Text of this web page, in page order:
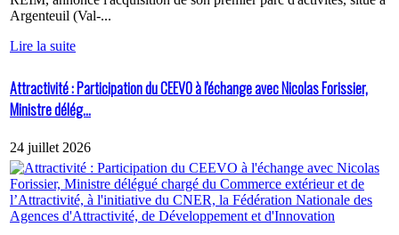
Argenteuil (Val-...
Lire la suite
Attractivité : Participation du CEEVO à l'échange avec Nicolas Forissier,
Ministre délég...
24 juillet 2026